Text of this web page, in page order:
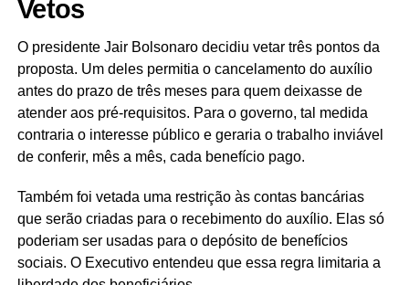
Vetos
O presidente Jair Bolsonaro decidiu vetar três pontos da
proposta. Um deles permitia o cancelamento do auxílio
antes do prazo de três meses para quem deixasse de
atender aos pré-requisitos. Para o governo, tal medida
contraria o interesse público e geraria o trabalho inviável
de conferir, mês a mês, cada benefício pago.
Também foi vetada uma restrição às contas bancárias
que serão criadas para o recebimento do auxílio. Elas só
poderiam ser usadas para o depósito de benefícios
sociais. O Executivo entendeu que essa regra limitaria a